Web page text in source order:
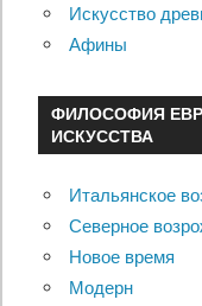
Искусство
Афины
ФИЛОСОФИЯ
ИСКУССТВА
Итальянское
Северное
Новое время
Модерн